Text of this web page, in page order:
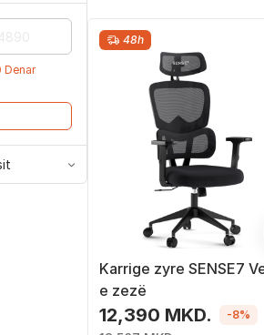
Denar
48h
Karrige zyre SENSE7
e zezë
12,390 MKD. -8%